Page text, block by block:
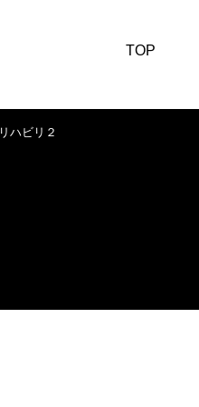
TOP
リハビリ２